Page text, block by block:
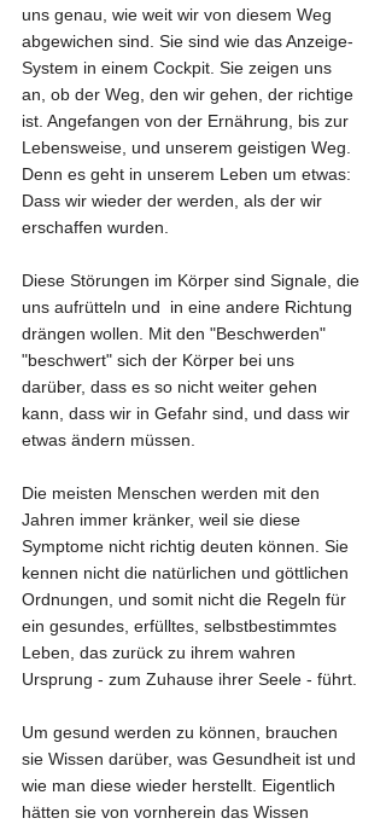
uns genau, wie weit wir von diesem Weg
abgewichen sind. Sie sind wie das Anzeige-
System in einem Cockpit. Sie zeigen uns
an, ob der Weg, den wir gehen, der richtige
ist. Angefangen von der Ernährung, bis zur
Lebensweise, und unserem geistigen Weg.
Denn es geht in unserem Leben um etwas:
Dass wir wieder der werden, als der wir
erschaffen wurden.
Diese Störungen im Körper sind Signale, die
uns aufrütteln und  in eine andere Richtung
drängen wollen. Mit den "Beschwerden"
"beschwert" sich der Körper bei uns
darüber, dass es so nicht weiter gehen
kann, dass wir in Gefahr sind, und dass wir
etwas ändern müssen.
Die meisten Menschen werden mit den
Jahren immer kränker, weil sie diese
Symptome nicht richtig deuten können. Sie
kennen nicht die natürlichen und göttlichen
Ordnungen, und somit nicht die Regeln für
ein gesundes, erfülltes, selbstbestimmtes
Leben, das zurück zu ihrem wahren
Ursprung - zum Zuhause ihrer Seele - führt.
Um gesund werden zu können, brauchen
sie Wissen darüber, was Gesundheit ist und
wie man diese wieder herstellt. Eigentlich
hätten sie von vornherein das Wissen